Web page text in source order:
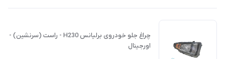
چراغ جلو خودروی برلیانس H230 - راست (سرنشین) -
اورجینال